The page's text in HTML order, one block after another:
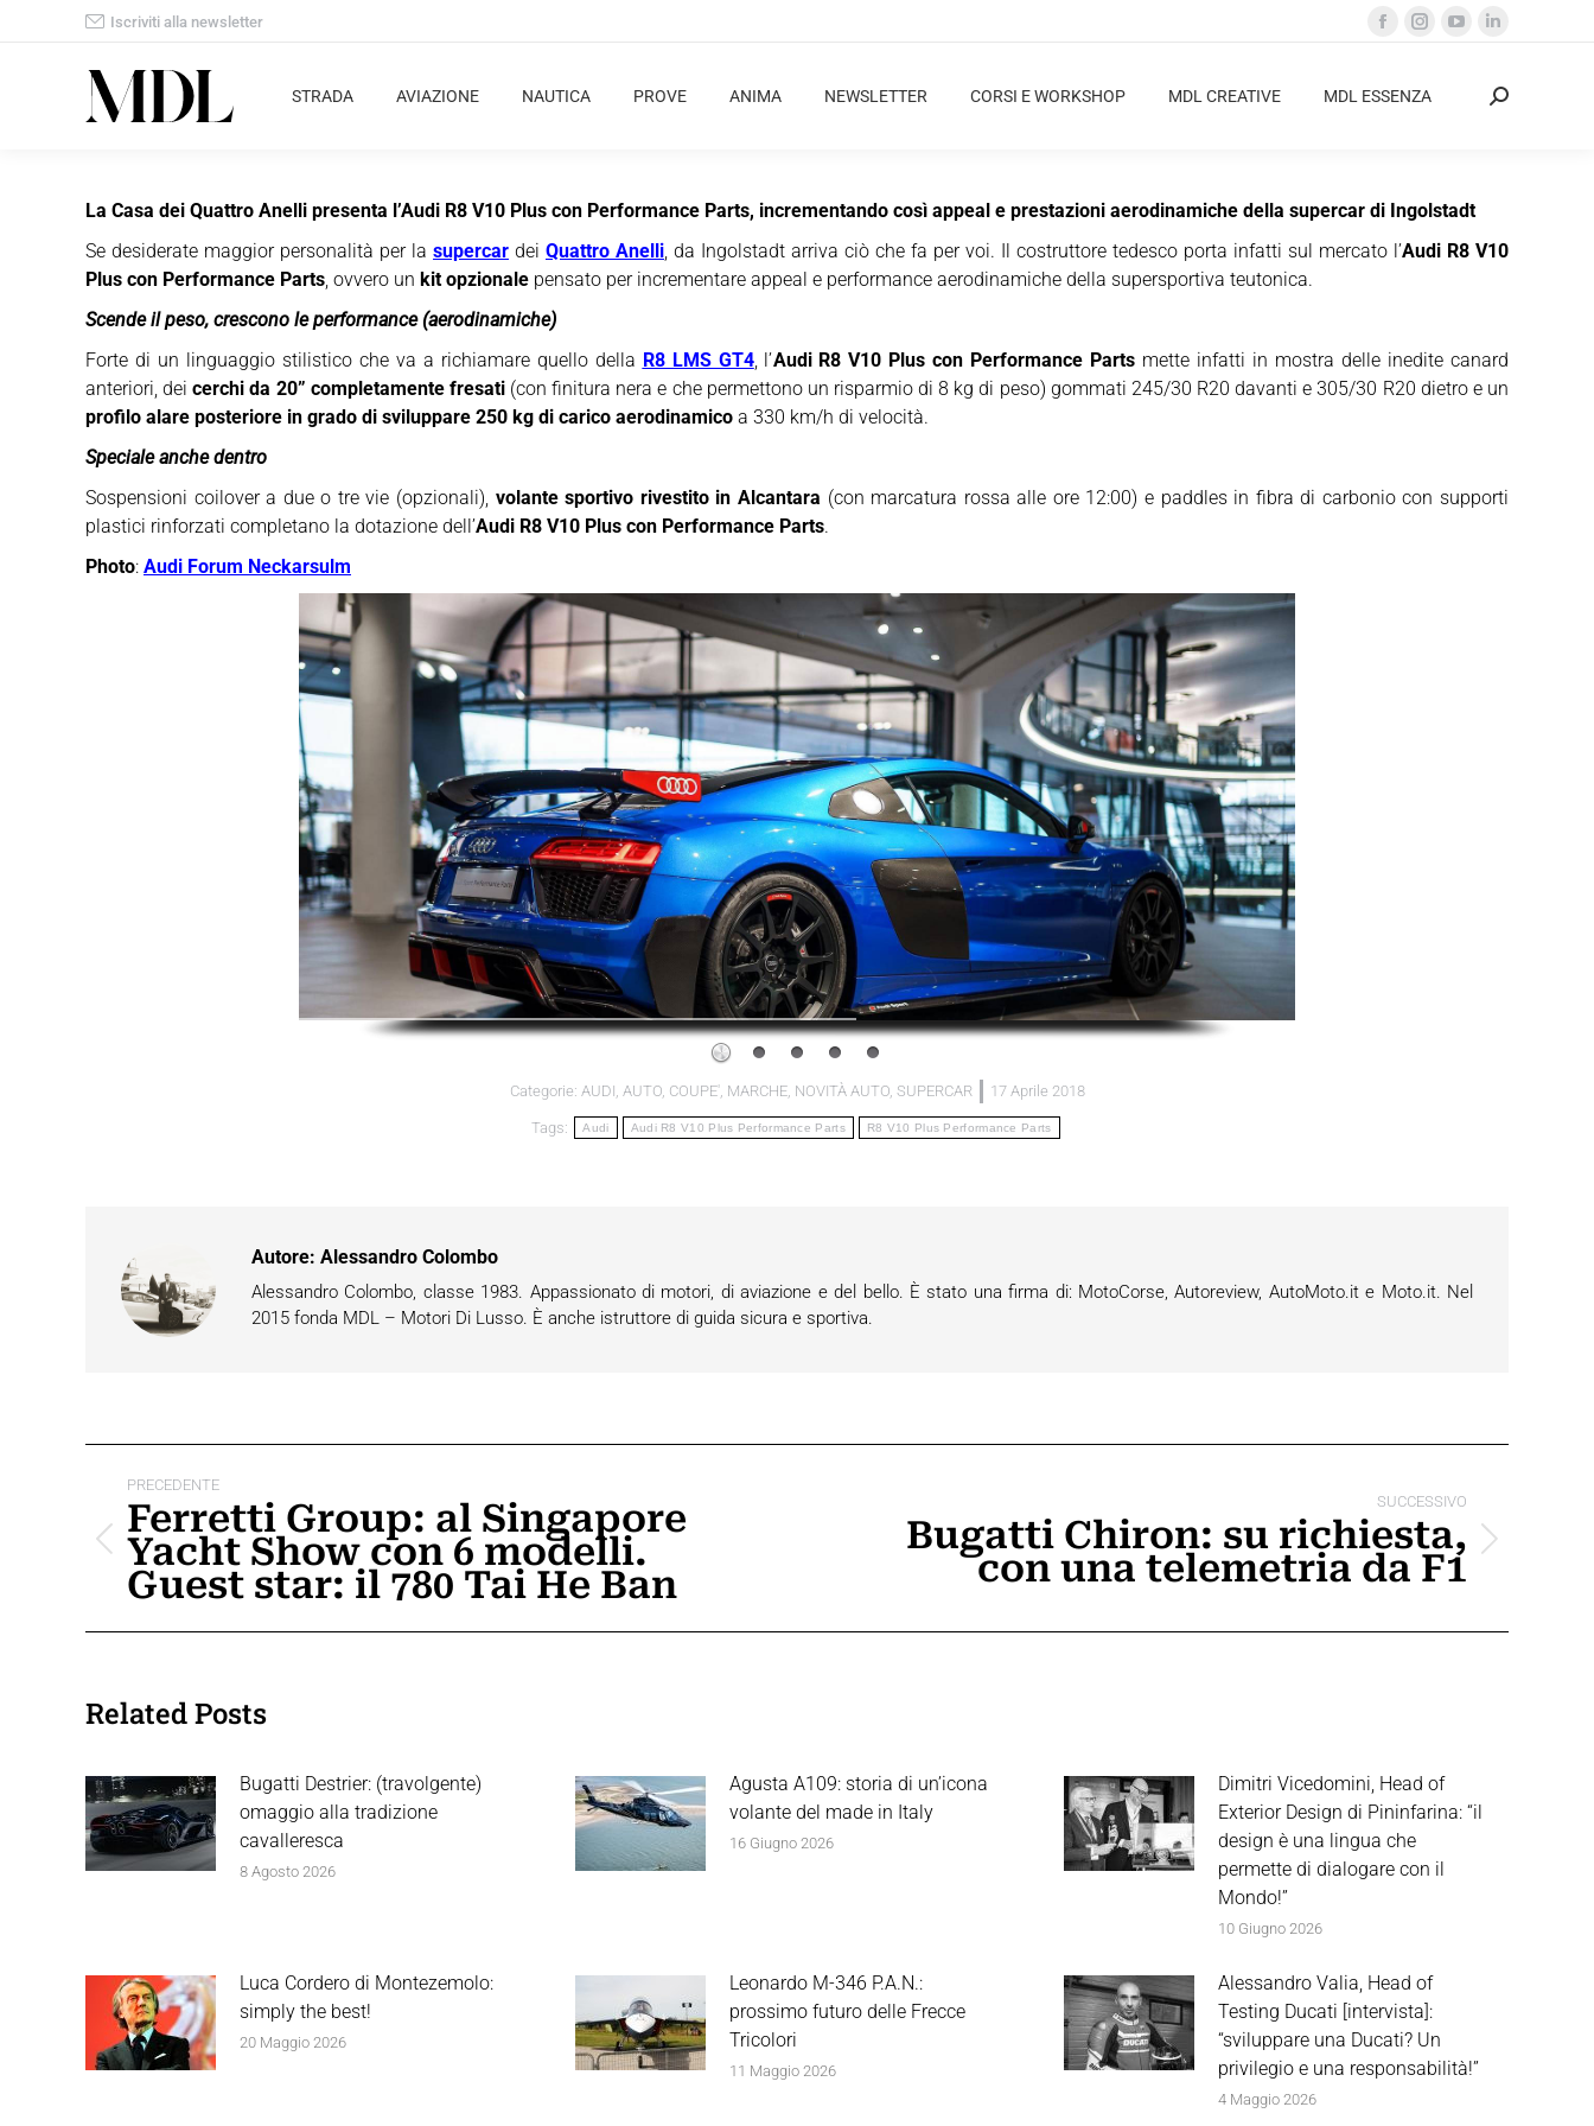
Iscriviti alla newsletter
Facebook
opens
Instagram
opens
YouTube
opens
Linkedin
opens
STRADA AVIAZIONE NAUTICA PROVE ANIMA NEWSLETTER CORSI E WORKSHOP MDL CREATIVE MDL ESSENZA Cerca:
La Casa dei Quattro Anelli presenta l’Audi R8 V10 Plus con Performance Parts, incrementando così appeal e prestazioni aerodinamiche della supercar di Ingolstadt
Se desiderate maggior personalità per la supercar dei Quattro Anelli, da Ingolstadt arriva ciò che fa per voi. Il costruttore tedesco porta infatti sul mercato l’Audi R8 V10
Plus con Performance Parts, ovvero un kit opzionale pensato per incrementare appeal e performance aerodinamiche della supersportiva teutonica.
Scende il peso, crescono le performance (aerodinamiche)
Forte di un linguaggio stilistico che va a richiamare quello della R8 LMS GT4, l’Audi R8 V10 Plus con Performance Parts mette infatti in mostra delle inedite canard
anteriori, deicerchi da 20” completamente fresati(con finitura nera e che permettono un risparmio di 8 kg di peso) gommati 245/30 R20 davanti e 305/30 R20 dietro e un
profilo alare posteriore in grado di sviluppare 250 kg di carico aerodinamico a 330 km/h di velocità.
Speciale anche dentro
Sospensioni coilover a due o tre vie (opzionali), volante sportivo rivestito in Alcantara (con marcatura rossa alle ore 12:00) e paddles in fibra di carbonio con supporti
plastici rinforzati completano la dotazione dell’Audi R8 V10 Plus con Performance Parts.
Photo: Audi Forum Neckarsulm
Categorie: AUDI, AUTO, COUPE', MARCHE, NOVITÀ AUTO, SUPERCAR 17 Aprile 2018
Tags: Audi Audi R8 V10 Plus Performance Parts R8 V10 Plus Performance Parts
Autore: Alessandro Colombo
Alessandro Colombo, classe 1983. Appassionato di motori, di aviazione e del bello. È stato una firma di: MotoCorse, Autoreview, AutoMoto.it e Moto.it. Nel
2015 fonda MDL – Motori Di Lusso. È anche istruttore di guida sicura e sportiva.
post
PRECEDENTE
Post
precedente:
Ferretti Group: al Singapore
Yacht Show con 6 modelli.
Guest star: il 780 Tai He Ban
SUCCESSIVO
ProssimoBugatti Chiron: su richiesta,
con una telemetria da F1
Related Posts
Bugatti Destrier: (travolgente)
omaggio alla tradizione
cavalleresca
8 Agosto 2026
Agusta A109: storia di un’icona
volante del made in Italy
16 Giugno 2026
Dimitri Vicedomini, Head of
Exterior Design di Pininfarina: “il
design è una lingua che
permette di dialogare con il
Mondo!”
10 Giugno 2026
Luca Cordero di Montezemolo:
simply the best!
20 Maggio 2026
Leonardo M-346 P.A.N.:
prossimo futuro delle Frecce
Tricolori
11 Maggio 2026
Alessandro Valia, Head of
Testing Ducati [intervista]:
“sviluppare una Ducati? Un
privilegio e una responsabilità!”
4 Maggio 2026